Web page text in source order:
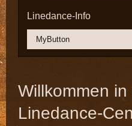
Linedance-Info
MyButton
Willkommen
Linedance-